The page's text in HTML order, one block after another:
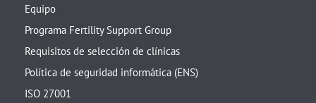
Equipo
Programa Fertility Support Group
Requisitos de selección de clínicas
Política de seguridad informática (ENS)
ISO 27001